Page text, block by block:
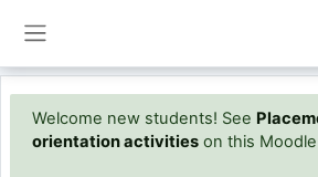
Welcome new students! See
orientation activities on this